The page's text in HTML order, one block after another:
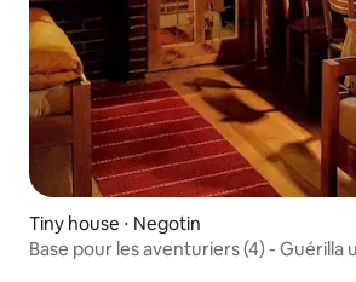
Tiny house ⋅ Negotin
Base pour les aventuriers (4) - Guérilla